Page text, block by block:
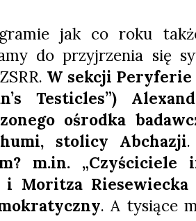
jak co roku
do przyjrzenia się
W sekcji Peryferie
Testicles”)
ośrodka
stolicy Abchazji
m.in. „Czyściciele
i Moritza
. A tysiące